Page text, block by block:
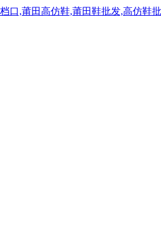
口,莆田高仿鞋,莆田鞋批发,高仿鞋